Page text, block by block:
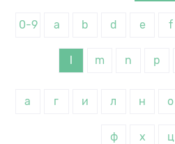
0-9 a b d e f
m n p
а г и л н о
ф х ц